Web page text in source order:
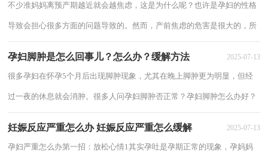
不少准妈妈离预产期越近就会越焦虑，这是为什么呢？也许是孕妇的性格
导致会担心很多方面的问题导致的。然而，产前焦虑的危害是很大的，所
孕妇脚肿是怎么回事儿？怎么办？缓解方法 2025-07-13
很多孕妇在怀孕5个月后出现脚肿现象，尤其在晚上脚肿更为明显，但经
过一夜的休息就会消肿。很多人问孕妇脚肿否正常？孕妇脚肿怎么办好？
妊娠反应严重怎么办 妊娠反应严重怎么缓解 2025-07-13
孕妇严重怎么办第一招：放松心情1其实孕吐是孕期正常的现象，孕妈妈